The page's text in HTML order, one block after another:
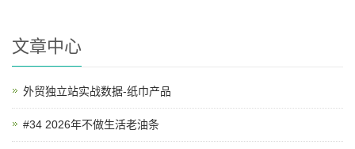
文章中心
外贸独立站实战数据-纸巾产品
#34 2026年不做生活老油条